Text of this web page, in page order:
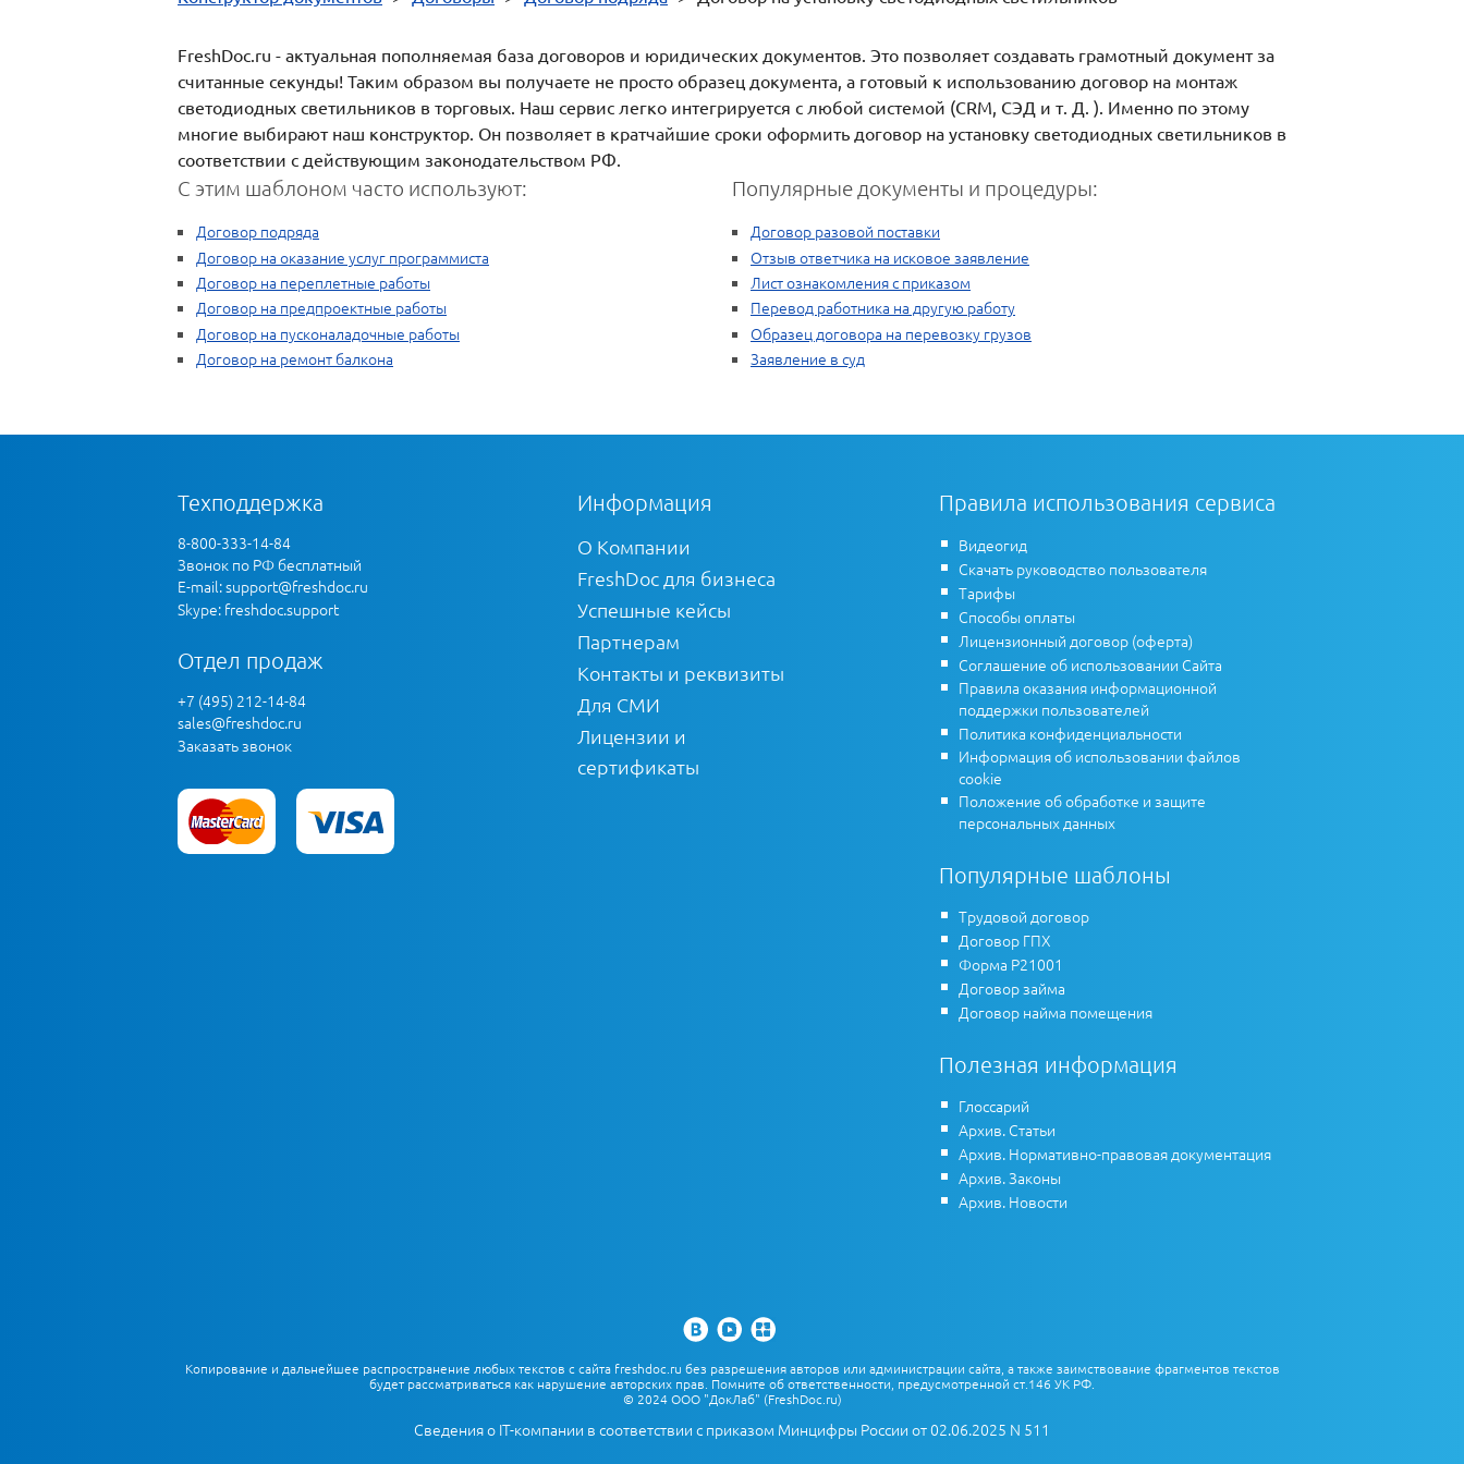
FreshDoc.ru - актуальная пополняемая база договоров и юридических документов. Это позволяет создавать грамотный документ за
считанные секунды! Таким образом вы получаете не просто образец документа, а готовый к использованию договор на монтаж
светодиодных светильников в торговых. Наш сервис легко интегрируется с любой системой (CRM, СЭД и т. Д. ). Именно по этому
многие выбирают наш конструктор. Он позволяет в кратчайшие сроки оформить договор на установку светодиодных светильников в
соответствии с действующим законодательством РФ.
С этим шаблоном часто используют:
Договор подряда
Договор на оказание услуг программиста
Договор на переплетные работы
Договор на предпроектные работы
Договор на пусконаладочные работы
Договор на ремонт балкона
Популярные документы и процедуры:
Договор разовой поставки
Отзыв ответчика на исковое заявление
Лист ознакомления с приказом
Перевод работника на другую работу
Образец договора на перевозку грузов
Заявление в суд
Техподдержка
8-800-333-14-84
Звонок по РФ бесплатный
E-mail:support@freshdoc.ru
Skype: freshdoc.support
Отдел продаж
+7 (495) 212-14-84
sales@freshdoc.ru
Заказать звонок
Информация
О Компании
FreshDoc для бизнеса
Успешные кейсы
Партнерам
Контакты и реквизиты
Для СМИ
Лицензии и
сертификаты
Правила использования сервиса
Видеогид
Скачать руководство пользователя
Тарифы
Способы оплаты
Лицензионный договор (оферта)
Соглашение об использовании Сайта
Правила оказания информационной
поддержки пользователей
Политика конфиденциальности
Информация об использовании файлов
cookie
Положение об обработке и защите
персональных данных
Популярные шаблоны
Трудовой договор
Договор ГПХ
Форма Р21001
Договор займа
Договор найма помещения
Полезная информация
Глоссарий
Архив. Статьи
Архив. Нормативно-правовая документация
Архив. Законы
Архив. Новости
Копирование и дальнейшее распространение любых текстов с сайта freshdoc.ru без разрешения авторов или администрации сайта, а также заимствование фрагментов текстов
будет рассматриваться как нарушение авторских прав. Помните об ответственности, предусмотренной ст.146 УК РФ.
© 2024 ООО "ДокЛаб" (FreshDoc.ru)
Сведения о IT-компании в соответствии с приказом Минцифры России от 02.06.2025 N 511